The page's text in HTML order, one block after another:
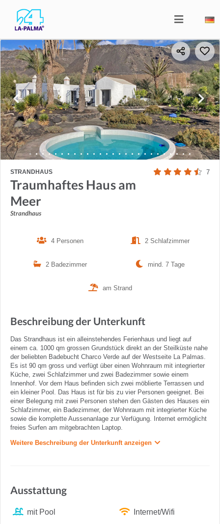
STRANDHAUS 7
Traumhaftes Haus am
Meer
Strandhaus
4 Personen 2 Schlafzimmer
2 Badezimmer mind. 7 Tage
am Strand
Beschreibung der Unterkunft
Das Strandhaus ist ein alleinstehendes Ferienhaus und liegt auf
einem ca. 1000 qm grossen Grundstück direkt an der Steilküste nahe
der beliebten Badebucht Charco Verde auf der Westseite La Palmas.
Es ist 90 qm gross und verfügt über einen Wohnraum mit integrierter
Küche, zwei Schlafzimmer und zwei Badezimmer sowie einem
Innenhof. Vor dem Haus befinden sich zwei möblierte Terrassen und
ein kleiner Pool. Das Haus ist für bis zu vier Personen geeignet. Bei
einer Belegung mit zwei Personen stehen den Gästen des Hauses ein
Schlafzimmer, ein Badezimmer, der Wohnraum mit integrierter Küche
sowie die komplette Aussenanlage zur Verfügung. Internet ermöglicht
freies Surfen am mitgebrachten Laptop.
Weitere Beschreibung der Unterkunft anzeigen
Ausstattung
mit Pool Internet/Wifi